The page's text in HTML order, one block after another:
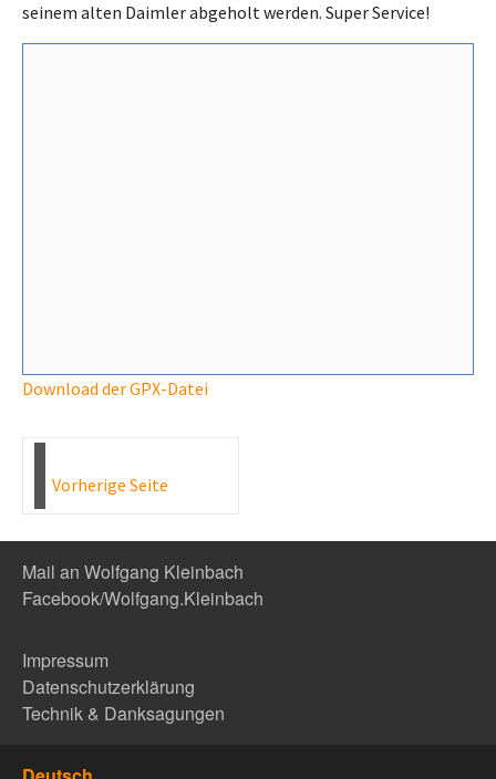
seinem alten Daimler abgeholt werden. Super Service!
Download der GPX-Datei
Vorherige Seite
Mail an Wolfgang Kleinbach
Facebook/Wolfgang.Kleinbach
Impressum
Datenschutzerklärung
Technik & Danksagungen